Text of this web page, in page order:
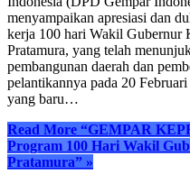
menyampaikan apresiasi dan
kerja 100 hari Wakil Gubernur
Pratamura, yang telah
pembangunan daerah dan
pelantikannya pada 20
yang baru…
Read More “GEMPAR
Program 100 Hari Wakil
Pratamura” »